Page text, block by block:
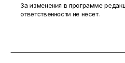
За изменения в программе
ответственности не несет.